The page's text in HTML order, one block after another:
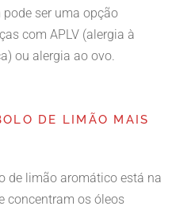
ser uma opção
com APLV (alergia à
ou alergia ao ovo.
DE LIMÃO MAIS
de limão aromático está na
concentram os óleos